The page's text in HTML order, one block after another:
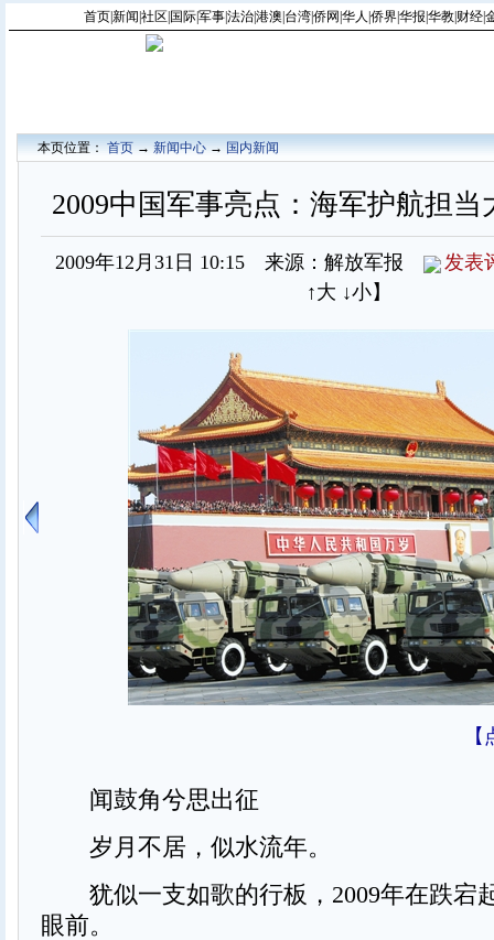
首页|新闻 社区 国际|军事|法治|港澳 台湾|侨网 华人 侨界|华报 华教| 财经|
本页位置：首页→新闻中心→国内新闻
2009中国军事亮点：海军护航担当
2009年12月31日 10:15 来源：解放军报
发表
↑大 ↓小】
闻鼓角兮思出征
岁月不居，似水流年。
犹似一支如歌的行板，2009年在跌宕
眼前。